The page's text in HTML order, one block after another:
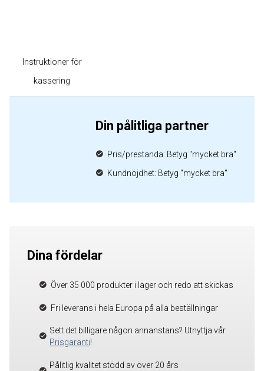
Instruktioner för
kassering
Din pålitliga partner
Pris/prestanda: Betyg "mycket bra"
Kundnöjdhet: Betyg "mycket bra"
Dina fördelar
Över 35 000 produkter i lager och redo att skickas
Fri leverans i hela Europa på alla beställningar
Sett det billigare någon annanstans? Utnyttja vår
Prisgaranti!
Pålitlig kvalitet stödd av över 20 års